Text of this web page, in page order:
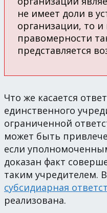
не имеет доли в
организации, то и
правомерности
представляется
Что же касается
единственного
ограниченной
может быть
если
доказан факт
таким учредителем.
субсидиарная
реализована.